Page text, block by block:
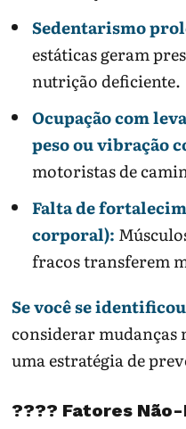
Sedentarismo
estáticas geram
nutrição deficiente.
Ocupação com
peso ou vibração
motoristas de
Falta de
corporal):
fracos transferem
Se você se
considerar mudanças
uma estratégia de
???? Fatores